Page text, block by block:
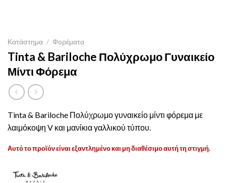
Κατάστημα / Φoρέματα
Tinta & Bariloche Πολύχρωμο Γυναικείο
Μίντι Φόρεμα
Tinta & Bariloche Πολύχρωμο γυναικείο μίντι φόρεμα με
λαιμόκοψη V και μανίκια γαλλικού τύπου.
Αυτό το προϊόν είναι εξαντλημένο και μη διαθέσιμο αυτή τη στιγμή.